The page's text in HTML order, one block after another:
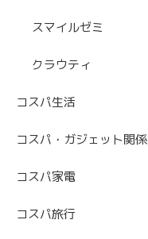
スマイルゼミ
クラウティ
コスパ生活
コスパ・ガジェット関係
コスパ家電
コスパ旅行